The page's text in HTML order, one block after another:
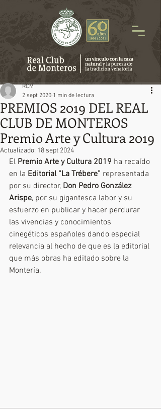
PREMIOS 2019 DEL REAL
CLUB DE MONTEROS
Premio Arte y Cultura 2019
RCM
2 sept 2020 1 min de lectura
Actualizado: 18 sept 2024
El Premio Arte y Cultura 2019 ha recaído
en la Editorial “La Trébere” representada
por su director, Don Pedro González
Arispe, por su gigantesca labor y su
esfuerzo en publicar y hacer perdurar
las vivencias y conocimientos
cinegéticos españoles dando especial
relevancia al hecho de que es la editorial
que más obras ha editado sobre la
Montería.